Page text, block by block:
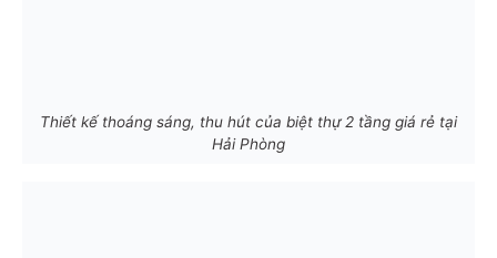
Thiết kế thoáng sáng, thu hút của biệt thự 2 tầng giá rẻ tại
Hải Phòng